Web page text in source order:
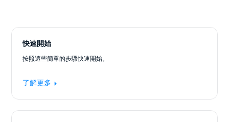
快速開始
按照這些簡單的步驟快速開始。
了解更多